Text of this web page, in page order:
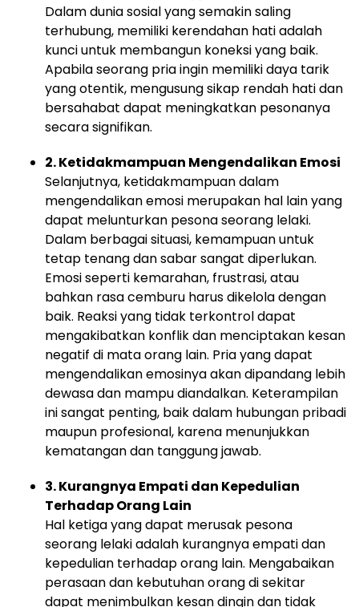
Dalam dunia sosial yang semakin saling
terhubung, memiliki kerendahan hati adalah
kunci untuk membangun koneksi yang baik.
Apabila seorang pria ingin memiliki daya tarik
yang otentik, mengusung sikap rendah hati dan
bersahabat dapat meningkatkan pesonanya
secara signifikan.
2. Ketidakmampuan Mengendalikan Emosi
Selanjutnya, ketidakmampuan dalam
mengendalikan emosi merupakan hal lain yang
dapat melunturkan pesona seorang lelaki.
Dalam berbagai situasi, kemampuan untuk
tetap tenang dan sabar sangat diperlukan.
Emosi seperti kemarahan, frustrasi, atau
bahkan rasa cemburu harus dikelola dengan
baik. Reaksi yang tidak terkontrol dapat
mengakibatkan konflik dan menciptakan kesan
negatif di mata orang lain. Pria yang dapat
mengendalikan emosinya akan dipandang lebih
dewasa dan mampu diandalkan. Keterampilan
ini sangat penting, baik dalam hubungan pribadi
maupun profesional, karena menunjukkan
kematangan dan tanggung jawab.
3. Kurangnya Empati dan Kepedulian
Terhadap Orang Lain
Hal ketiga yang dapat merusak pesona
seorang lelaki adalah kurangnya empati dan
kepedulian terhadap orang lain. Mengabaikan
perasaan dan kebutuhan orang di sekitar
dapat menimbulkan kesan dingin dan tidak